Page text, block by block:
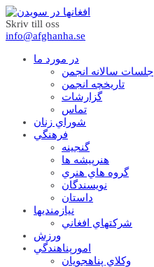
Skriv till oss
info@afghanha.se
در مورد ما
جلسات سالانه انجمن
تاریخچه انجمن
گزارشات
تماس
شوراي زنان
فرهنگي
گنجينه
هنرپيشه ها
گروه هاي هنري
نويسندگان
داستان
نيازمنديها
شرکتهاي افغاني
ورزش
امورپناهندگي
وکلاي پناهجويان